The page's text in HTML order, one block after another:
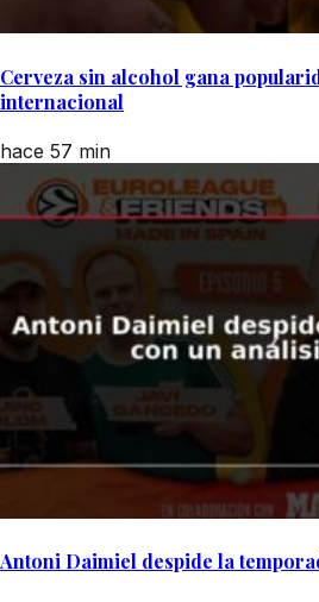
Cerveza sin alcohol gana
internacional
hace 57 min
Antoni Daimiel despide la